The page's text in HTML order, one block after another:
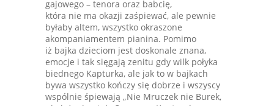
gajowego – tenora oraz babcię,
która nie ma okazji zaśpiewać, ale pewnie
byłaby altem, wszystko okraszone
akompaniamentem pianina. Pomimo
iż bajka dzieciom jest doskonale znana,
emocje i tak sięgają zenitu gdy wilk połyka
biednego Kapturka, ale jak to w bajkach
bywa wszystko kończy się dobrze i wszyscy
wspólnie śpiewają „Nie Mruczek nie Burek,